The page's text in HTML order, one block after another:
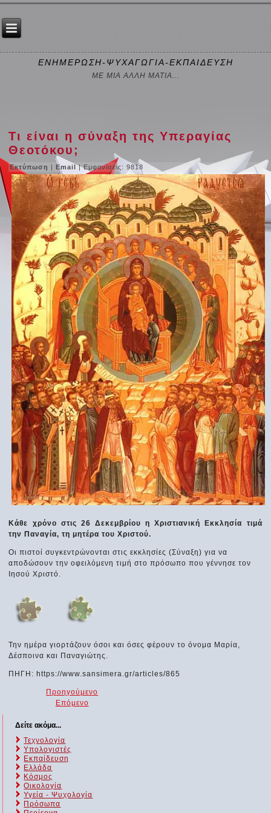
ΕΝΗΜΕΡΩΣΗ-ΨΥΧΑΓΩΓΙΑ-ΕΚΠΑΙΔΕΥΣΗ
ΜΕ ΜΙΑ ΑΛΛΗ ΜΑΤΙΑ...
Τι είναι η σύναξη της Υπεραγίας
Θεοτόκου;
Εκτύπωση |Email| Εμφανίσεις: 9818
Κάθε χρόνο στις 26 Δεκεμβρίου η Χριστιανική Εκκλησία τιμά
την Παναγία, τη μητέρα του Χριστού.
Οι πιστοί συγκεντρώνονται στις εκκλησίες (Σύναξη) για να
αποδώσουν την οφειλόμενη τιμή στο πρόσωπο που γέννησε τον
Ιησού Χριστό.
Την ημέρα γιορτάζουν όσοι και όσες φέρουν το όνομα Μαρία,
Δέσποινα και Παναγιώτης.
ΠΗΓΗ: https://www.sansimera.gr/articles/865
Προηγούμενο
Επόμενο
Δείτε ακόμα...
Τεχνολογία
Υπολογιστές
Εκπαίδευση
Ελλάδα
Κόσμος
Οικολογία
Υγεία - Ψυχολογία
Πρόσωπα